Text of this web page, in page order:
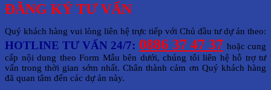
ĐĂNG KÝ TƯ VẤN
Quý khách hàng vui lòng liên hệ trực tiếp với Chủ đầu tư dự án theo:
HOTLINE TƯ VẤN 24/7: 0886 37 47 37 hoặc cung
cấp nội dung theo Form Mẫu bên dưới, chúng tôi liên hệ hỗ trợ tư
vấn trong thời gian sớm nhất. Chân thành cảm ơn Quý khách hàng
đã quan tâm đến các dự án này.